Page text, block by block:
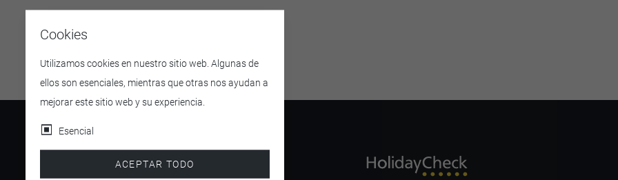
Cookies
Utilizamos cookies en nuestro sitio web. Algunas de
ellos son esenciales, mientras que otras nos ayudan a
mejorar este sitio web y su experiencia.
Esencial
ACEPTAR TODO